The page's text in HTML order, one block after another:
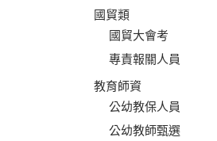
國貿類
國貿大會考
專責報關人員
教育師資
公幼教保人員
公幼教師甄選